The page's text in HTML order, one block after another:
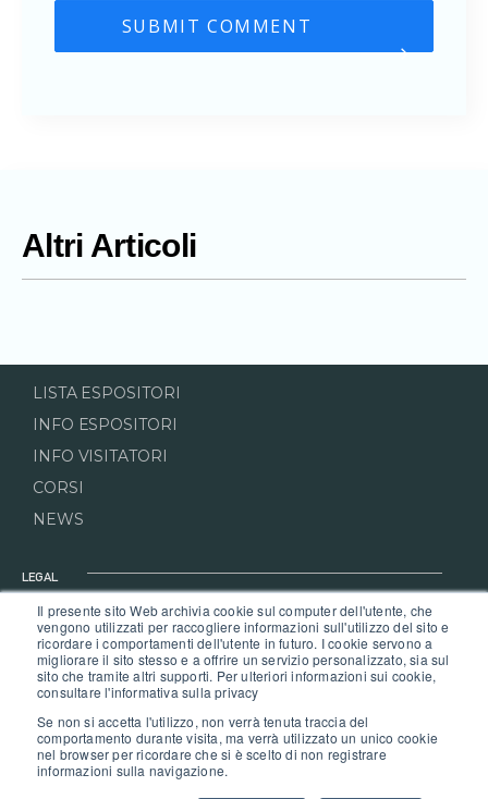
Il presente sito Web archivia cookie sul computer dell'utente, che
vengono utilizzati per raccogliere informazioni sull'utilizzo del sito e
ricordare i comportamenti dell'utente in futuro. I cookie servono a
migliorare il sito stesso e a offrire un servizio personalizzato, sia sul
sito che tramite altri supporti. Per ulteriori informazioni sui cookie,
consultare l'informativa sulla privacy
Se non si accetta l'utilizzo, non verrà tenuta traccia del
comportamento durante visita, ma verrà utilizzato un unico cookie
nel browser per ricordare che si è scelto di non registrare
informazioni sulla navigazione.
Altri Articoli
LISTA ESPOSITORI
INFO ESPOSITORI
INFO VISITATORI
CORSI
NEWS
LEGAL
PRIVACY POLICY
COOKIE POLICY
REGOLAMENTO DI QUARTIERE